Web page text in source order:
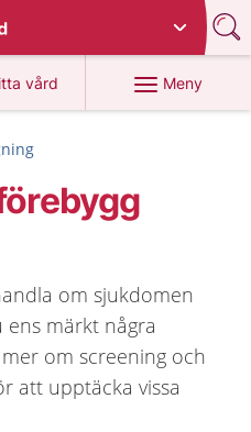
vård
på 1177.se
Meny
om sjukdomen
märkt några
om screening och
att upptäcka vissa